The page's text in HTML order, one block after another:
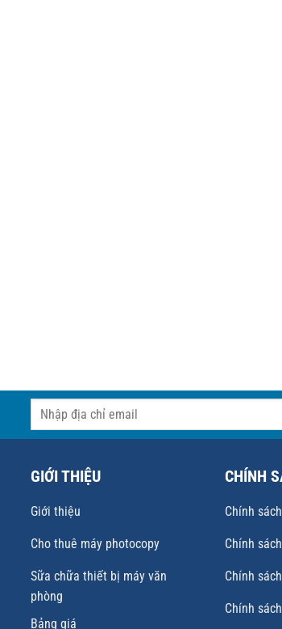
GIỚI THIỆU
Giới thiệu
Cho thuê máy photocopy
Sữa chữa thiết bị máy văn
phòng
Bảng giá
CHÍNH
Chính
Chính
Chính
Chính